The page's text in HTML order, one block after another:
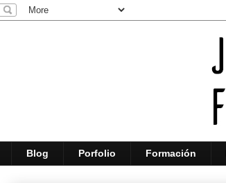
Blog Porfolio Formación